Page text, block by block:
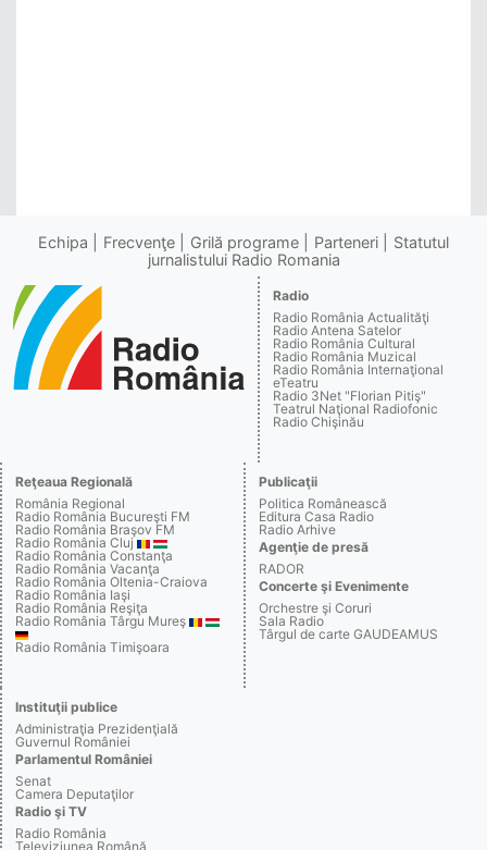
Echipa Frecvenţe Grilă programe Parteneri
Statutul
jurnalistului Radio Romania
Radio
Radio România Actualităţi
Radio Antena Satelor
Radio România Cultural
Radio România Muzical
Radio România Internaţional
eTeatru
Radio 3Net "Florian Pitiş"
Teatrul Naţional Radiofonic
Radio Chişinău
Reţeaua Regională
România Regional
Radio România Bucureşti FM
Radio România Braşov FM
Radio România Cluj
Radio România Constanţa
Radio România Vacanţa
Radio România Oltenia-Craiova
Radio România Iaşi
Radio România Reşiţa
Radio România Târgu Mureş
Radio România Timişoara
Publicaţii
Politica Românească
Editura Casa Radio
Radio Arhive
Agenţie de presă
RADOR
Concerte şi Evenimente
Orchestre şi Coruri
Sala Radio
Târgul de carte GAUDEAMUS
Instituţii publice
Administraţia Prezidenţială
Guvernul României
Parlamentul României
Senat
Camera Deputaţilor
Radio şi TV
Radio România
Televiziunea Română